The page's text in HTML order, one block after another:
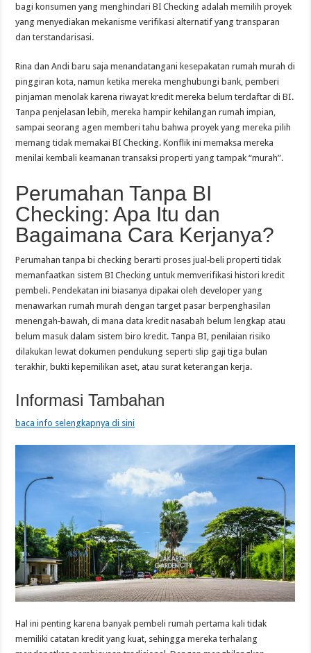
bagi konsumen yang menghindari BI Checking adalah memilih proyek
yang menyediakan mekanisme verifikasi alternatif yang transparan
dan terstandarisasi.
Rina dan Andi baru saja menandatangani kesepakatan rumah murah di
pinggiran kota, namun ketika mereka menghubungi bank, pemberi
pinjaman menolak karena riwayat kredit mereka belum terdaftar di BI.
Tanpa penjelasan lebih, mereka hampir kehilangan rumah impian,
sampai seorang agen memberi tahu bahwa proyek yang mereka pilih
memang tidak memakai BI Checking. Konflik ini memaksa mereka
menilai kembali keamanan transaksi properti yang tampak “murah”.
Perumahan Tanpa BI
Checking: Apa Itu dan
Bagaimana Cara Kerjanya?
Perumahan tanpa bi checking berarti proses jual‑beli properti tidak
memanfaatkan sistem BI Checking untuk memverifikasi histori kredit
pembeli. Pendekatan ini biasanya dipakai oleh developer yang
menawarkan rumah murah dengan target pasar berpenghasilan
menengah‑bawah, di mana data kredit nasabah belum lengkap atau
belum masuk dalam sistem biro kredit. Tanpa BI, penilaian risiko
dilakukan lewat dokumen pendukung seperti slip gaji tiga bulan
terakhir, bukti kepemilikan aset, atau surat keterangan kerja.
Informasi Tambahan
baca info selengkapnya di sini
Hal ini penting karena banyak pembeli rumah pertama kali tidak
memiliki catatan kredit yang kuat, sehingga mereka terhalang